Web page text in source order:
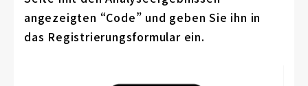
angezeigten “Code” und geben Sie ihn in
das Registrierungsformular ein.